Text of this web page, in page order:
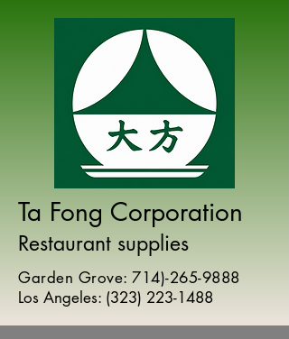
Ta Fong Corporation
Restaurant supplies
Garden Grove:714)-265-9888
Los Angeles: (323) 223-1488